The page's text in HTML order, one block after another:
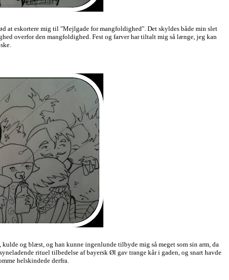
at eskortere mig til "Mejlgade for mangfoldighed". Det skyldes både min slet
overfor den mangfoldighed. Fest og farver har tiltalt mig så længe, jeg kan
og blæst, og han kunne ingenlunde tilbyde mig så meget som sin arm, da
rituel tilbedelse af bayersk Øl gav trange kår i gaden, og snart havde
helskindede derfra.